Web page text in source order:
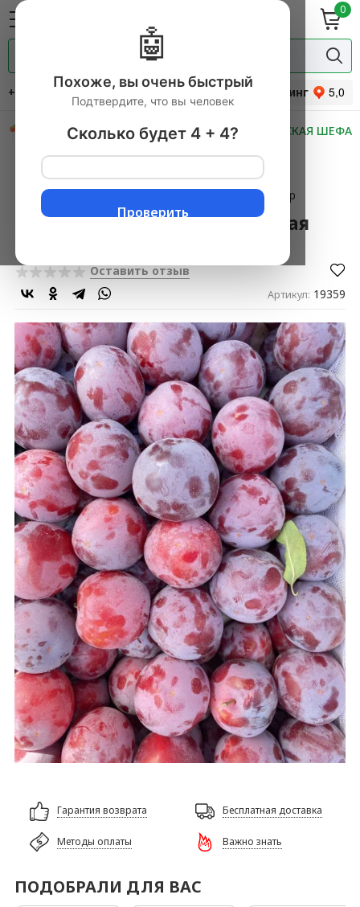
0
гастрономия
прянности
+7 (495) 744-34-31
Рейтинг
СКИДКИ НОВИНКИ МАСТЕРСКАЯ ШЕФА
Главная Косточковые
Сливы▼
Слива Узбекистан (самолетная поставка) 500 гр
Слива Узбекистан (самолетная
Оставить отзыв
Артикул: 19359
Гарантия возврата Бесплатная доставка
Методы оплаты Важно знать
ПОДОБРАЛИ ДЛЯ ВАС
🤖
Похоже, вы очень быстрый
Подтвердите, что вы человек
Сколько будет 4 + 4?
Проверить